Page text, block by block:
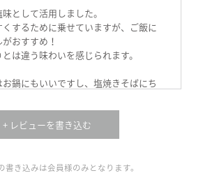
として活用しました。
するために乗せていますが、ご飯に
おすすめ！
は違う味わいを感じられます。
鍋にもいいですし、塩焼きそばにち
麻婆豆腐の辛味足しにもおすすめで
ると助かりますね！(試食モニター)
+ レビューを書き込む
き込みは会員様のみとなります。